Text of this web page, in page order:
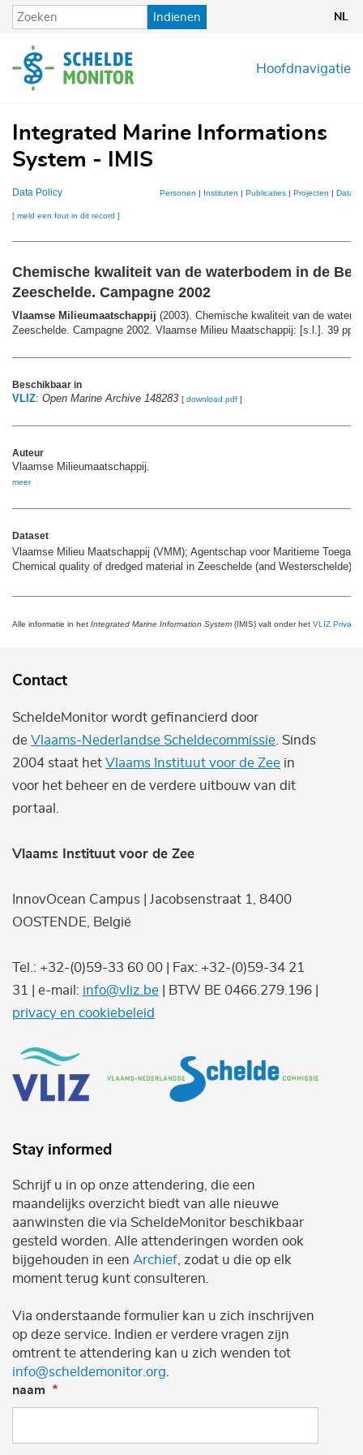
Overslaan
en
de
inhoud
Indienen NL
Hoofdnavigatie
Integrated Marine Informations
System - IMIS
Data Policy Personen | Instituten | Publicaties| Projecten |
[ meld een fout in dit record ]
Chemische kwaliteit van de waterbodem in de
Zeeschelde. Campagne 2002
Vlaamse Milieumaatschappij (2003). Chemische kwaliteit van de
Zeeschelde. Campagne 2002. Vlaamse Milieu Maatschappij: [s.l.]. 39 pp.
Beschikbaar in
VLIZ: Open Marine Archive 148283 [ download pdf ]
Auteur
Vlaamse Milieumaatschappij
meer
Dataset
Vlaamse Milieu Maatschappij (VMM); Agentschap voor Maritieme
Chemical quality of dredged material in Zeeschelde (and Westerschelde),
Alle informatie in het Integrated Marine Information System (IMIS) valt onder het VLIZ Privacy
Contact
ScheldeMonitor wordt gefinancierd door
de Vlaams-Nederlandse Scheldecommissie . Sinds
2004 staat het Vlaams Instituut voor de Zee in
voor het beheer en de verdere uitbouw van dit
portaal.
Vlaams Instituut voor de Zee
InnovOcean Campus | Jacobsenstraat 1, 8400
OOSTENDE, België
Tel.: +32-(0)59-33 60 00 | Fax: +32-(0)59-34 21
31 | e-mail: info@vliz.be | BTW BE 0466.279.196 |
privacy en cookiebeleid
Stay informed
Schrijf u in op onze attendering, die een
maandelijks overzicht biedt van alle nieuwe
aanwinsten die via ScheldeMonitor beschikbaar
gesteld worden. Alle attenderingen worden ook
bijgehouden in een Archief , zodat u die op elk
moment terug kunt consulteren.
Via onderstaande formulier kan u zich inschrijven
op deze service. Indien er verdere vragen zijn
omtrent te attendering kan u zich wenden tot
info@scheldemonitor.org
naam